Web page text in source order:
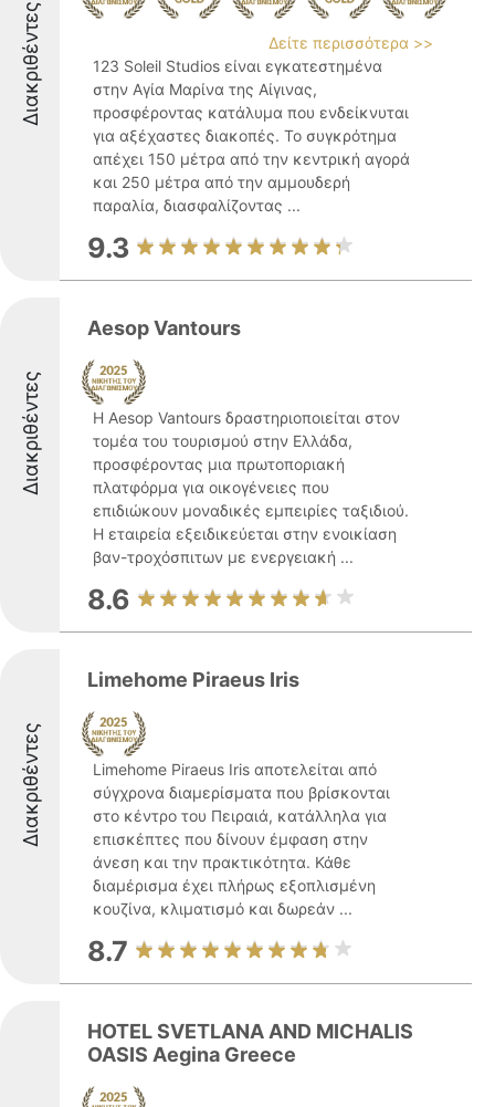
Διακριθέντες
Δείτε περισσότερα >>
123 Soleil Studios είναι εγκατεστημένα
στην Αγία Μαρίνα της Αίγινας,
προσφέροντας κατάλυμα που ενδείκνυται
για αξέχαστες διακοπές. Το συγκρότημα
απέχει 150 μέτρα από την κεντρική αγορά
και 250 μέτρα από την αμμουδερή
παραλία, διασφαλίζοντας ...
9.3
Διακριθέντες
Aesop Vantours
Η Aesop Vantours δραστηριοποιείται στον
τομέα του τουρισμού στην Ελλάδα,
προσφέροντας μια πρωτοποριακή
πλατφόρμα για οικογένειες που
επιδιώκουν μοναδικές εμπειρίες ταξιδιού.
Η εταιρεία εξειδικεύεται στην ενοικίαση
βαν-τροχόσπιτων με ενεργειακή ...
8.6
Διακριθέντες
Limehome Piraeus Iris
Limehome Piraeus Iris αποτελείται από
σύγχρονα διαμερίσματα που βρίσκονται
στο κέντρο του Πειραιά, κατάλληλα για
επισκέπτες που δίνουν έμφαση στην
άνεση και την πρακτικότητα. Κάθε
διαμέρισμα έχει πλήρως εξοπλισμένη
κουζίνα, κλιματισμό και δωρεάν ...
8.7
HOTEL SVETLANA AND MICHALIS
OASIS Aegina Greece